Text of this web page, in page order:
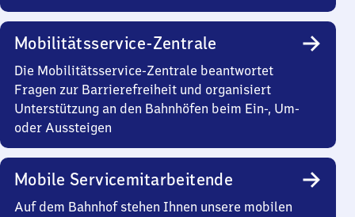
Mobilitätsservice-Zentrale
Die Mobilitätsservice-Zentrale beantwortet
Fragen zur Barrierefreiheit und organisiert
Unterstützung an den Bahnhöfen beim Ein-, Um-
oder Aussteigen
Mobile Servicemitarbeitende
Auf dem Bahnhof stehen Ihnen unsere mobilen